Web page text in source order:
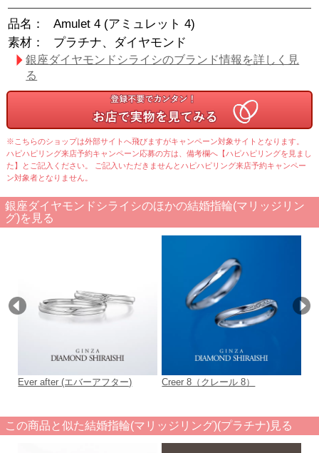
品名：
Amulet 4 (アミュレット 4)
素材：
プラチナ、ダイヤモンド
銀座ダイヤモンドシライシのブランド情報を詳しく見
る
※こちらのショップは外部サイトへ飛びますがキャンペーン対象サイトとなります。
ハピハピリング来店予約キャンペーン応募の方は、備考欄へ【ハピハピリングを見まし
た】とご記入ください。 ご記入いただきませんとハピハピリング来店予約キャンペー
ン対象者となりません。
銀座ダイヤモンドシライシのほかの結婚指輪(マリッジリン
グ)を見る
Ever after (エバーアフター) Creer 8（クレール 8）
この商品と似た結婚指輪(マリッジリング)(プラチナ)見る